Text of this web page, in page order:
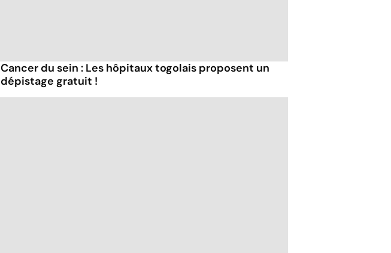
Cancer du sein : Les hôpitaux togolais proposent un
dépistage gratuit !